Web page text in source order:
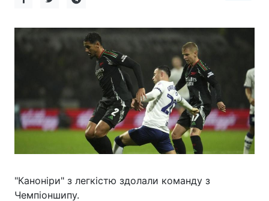
"Каноніри" з легкістю здолали команду з
Чемпіоншипу.